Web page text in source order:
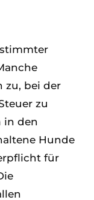
zu, bei der
zu
in den
Hunde
für